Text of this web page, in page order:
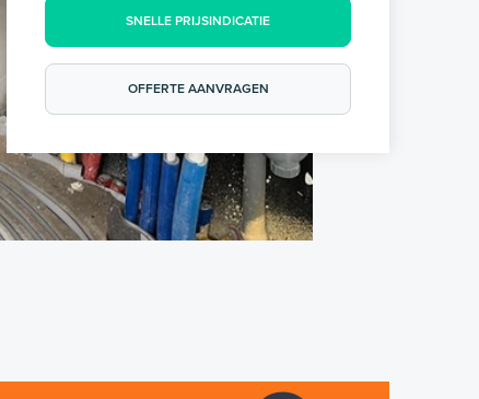
SNELLE PRIJSINDICATIE
OFFERTE AANVRAGEN